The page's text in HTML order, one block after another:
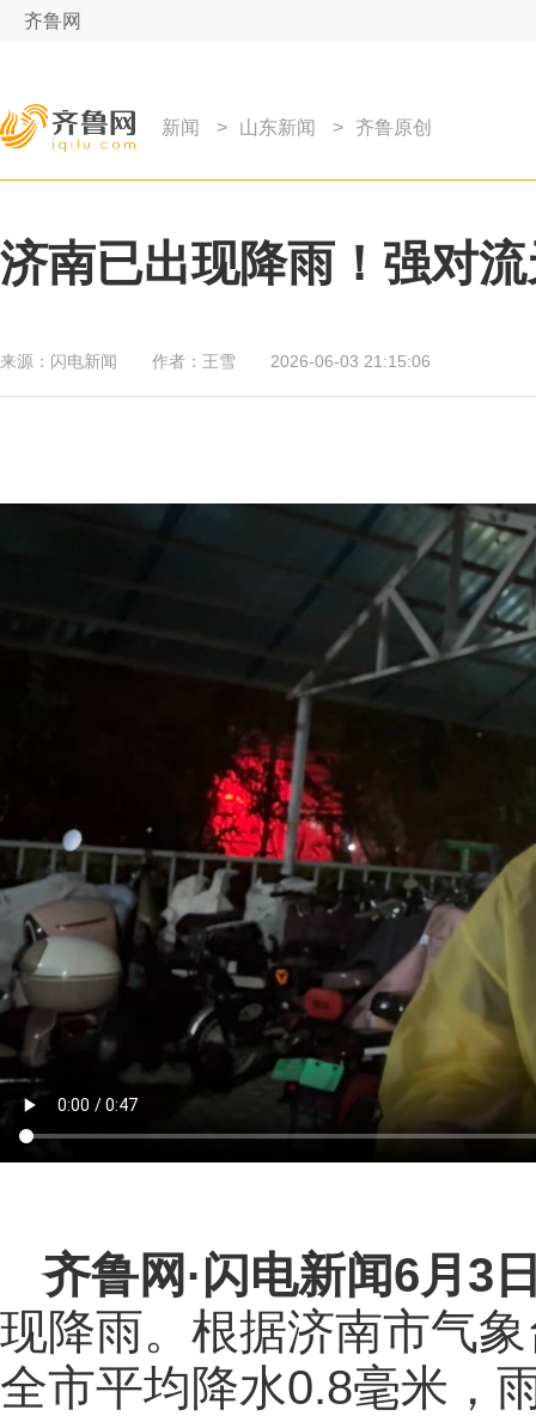
齐鲁网
新闻 > 山东新闻 > 齐鲁原创
济南已出现降雨！强对
来源： 闪电新闻 作者： 王雪 2026-06-03 21:15:06
齐鲁网 ·闪电新闻6月3
现降雨。根据济南市气
全市平均降水0.8毫米，